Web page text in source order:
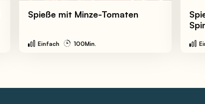
Spieße mit Minze-Tomaten
Einfach 100Min.